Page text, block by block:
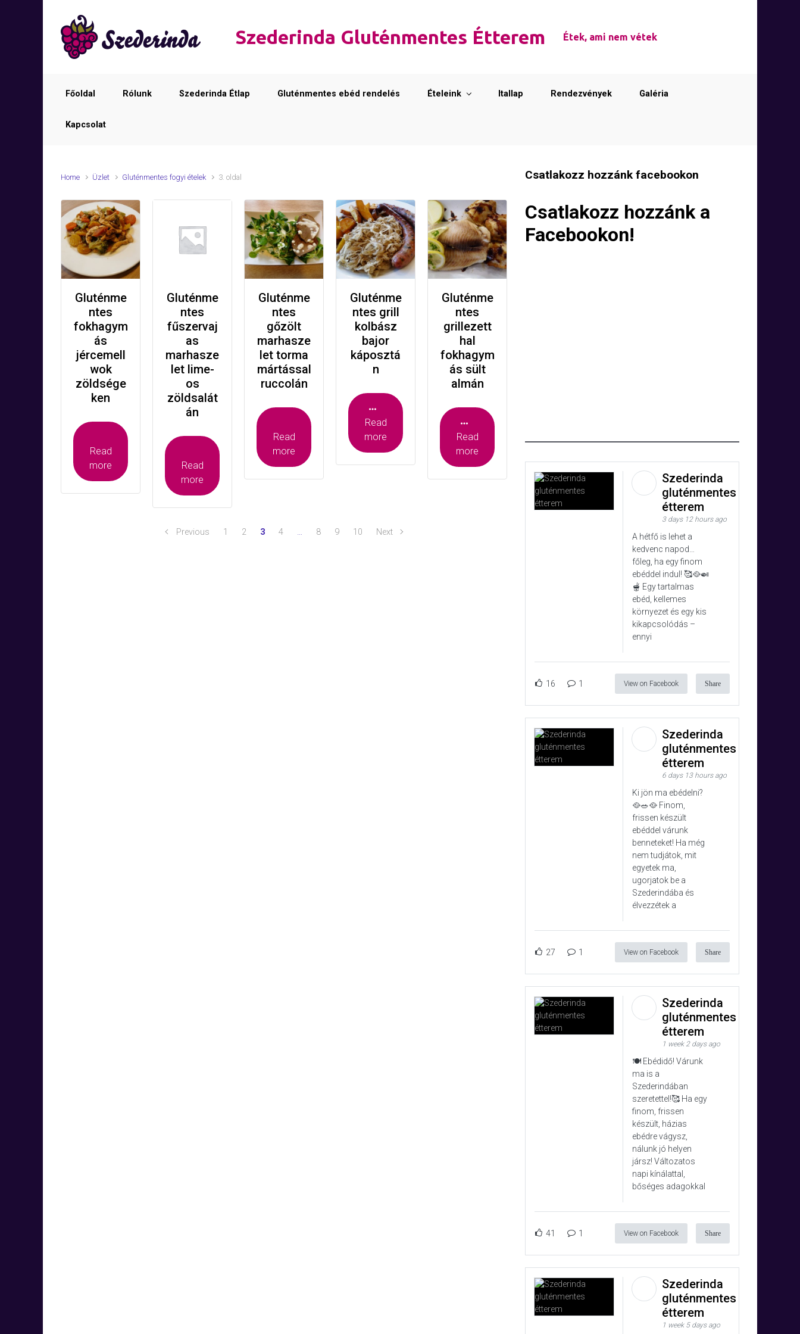
Szederinda Gluténmentes Étterem Étek, ami nem vétek
Főoldal Rólunk Szederinda Étlap Gluténmentes ebéd rendelés Ételeink Itallap Rendezvények Galéria
Kapcsolat
Home Üzlet Gluténmentes fogyi ételek 3. oldal
Gluténme
ntes
fokhagym
ás
jércemell
wok
zöldsége
ken
Read
more
Gluténme
ntes
fűszervaj
as
marhasze
let lime-
os
zöldsalát
án
Read
more
Gluténme
ntes
gőzölt
marhasze
let torma
mártással
ruccolán
Read
more
Gluténme
ntes grill
kolbász
bajor
káposztá
n
Read
more
Gluténme
ntes
grillezett
hal
fokhagym
ás sült
almán
Read
more
Previous 1 2 3 4 … 8 9 10 Next
Csatlakozz hozzánk facebookon
Csatlakozz hozzánk a
Facebookon!
Szederinda
gluténmentes
étterem
3 days 12 hours ago
A hétfő is lehet a
kedvenc napod…
főleg, ha egy finom
ebéddel indul! 🥰🥘🍛
🫕 Egy tartalmas
ebéd, kellemes
környezet és egy kis
kikapcsolódás –
ennyi
16 1 View on Facebook Share
Szederinda
gluténmentes
étterem
6 days 13 hours ago
Ki jön ma ebédelni?
🥘🥗🥘 Finom,
frissen készült
ebéddel várunk
benneteket! Ha még
nem tudjátok, mit
egyetek ma,
ugorjatok be a
Szederindába és
élvezzétek a
27 1 View on Facebook Share
Szederinda
gluténmentes
étterem
1 week 2 days ago
🍽️ Ebédidő! Várunk
ma is a
Szederindában
szeretettel!🥰 Ha egy
finom, frissen
készült, házias
ebédre vágysz,
nálunk jó helyen
jársz! Változatos
napi kínálattal,
bőséges adagokkal
41 1 View on Facebook Share
Szederinda
gluténmentes
étterem
1 week 5 days ago